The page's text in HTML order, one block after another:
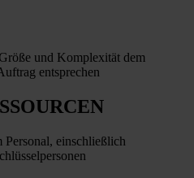
und Komplexität dem
entsprechen
einschließlich